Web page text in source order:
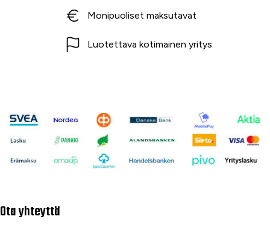
Monipuoliset maksutavat
Luotettava kotimainen yritys
Ota yhteyttä